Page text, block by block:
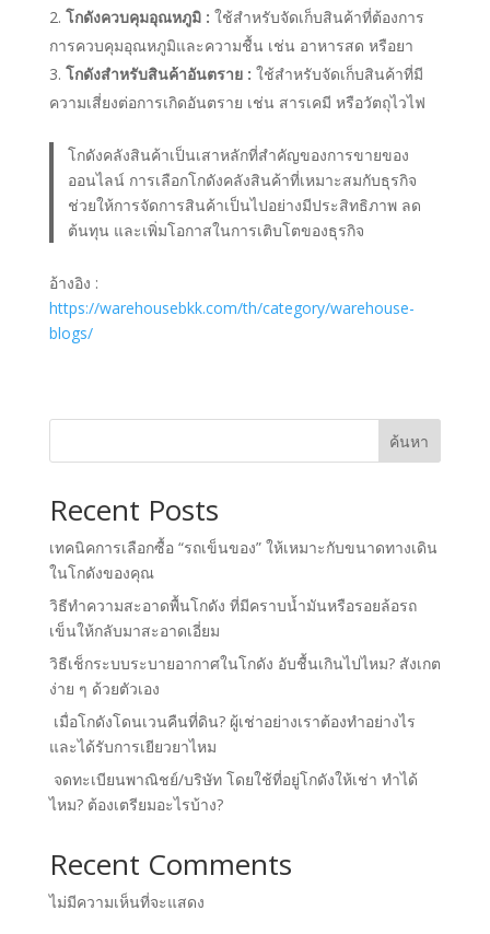
โกดังควบคุมอุณหภูมิ : ใช้สำหรับจัดเก็บสินค้าที่ต้องการ
การควบคุมอุณหภูมิและความชื้น เช่น อาหารสด หรือยา
โกดังสำหรับสินค้าอันตราย : ใช้สำหรับจัดเก็บสินค้าที่มี
ความเสี่ยงต่อการเกิดอันตราย เช่น สารเคมี หรือวัตถุไวไฟ
โกดังคลังสินค้าเป็นเสาหลักที่สำคัญของการขายของ
ออนไลน์ การเลือกโกดังคลังสินค้าที่เหมาะสมกับธุรกิจ
ช่วยให้การจัดการสินค้าเป็นไปอย่างมีประสิทธิภาพ ลด
ต้นทุน และเพิ่มโอกาสในการเติบโตของธุรกิจ
อ้างอิง :
https://warehousebkk.com/th/category/warehouse-
blogs/
ค้นหา
Recent Posts
เทคนิคการเลือกซื้อ “รถเข็นของ” ให้เหมาะกับขนาดทางเดิน
ในโกดังของคุณ
วิธีทำความสะอาดพื้นโกดัง ที่มีคราบน้ำมันหรือรอยล้อรถ
เข็นให้กลับมาสะอาดเอี่ยม
วิธีเช็กระบบระบายอากาศในโกดัง อับชื้นเกินไปไหม? สังเกต
ง่าย ๆ ด้วยตัวเอง
เมื่อโกดังโดนเวนคืนที่ดิน? ผู้เช่าอย่างเราต้องทำอย่างไร
และได้รับการเยียวยาไหม
จดทะเบียนพาณิชย์/บริษัท โดยใช้ที่อยู่โกดังให้เช่า ทำได้
ไหม? ต้องเตรียมอะไรบ้าง?
Recent Comments
ไม่มีความเห็นที่จะแสดง